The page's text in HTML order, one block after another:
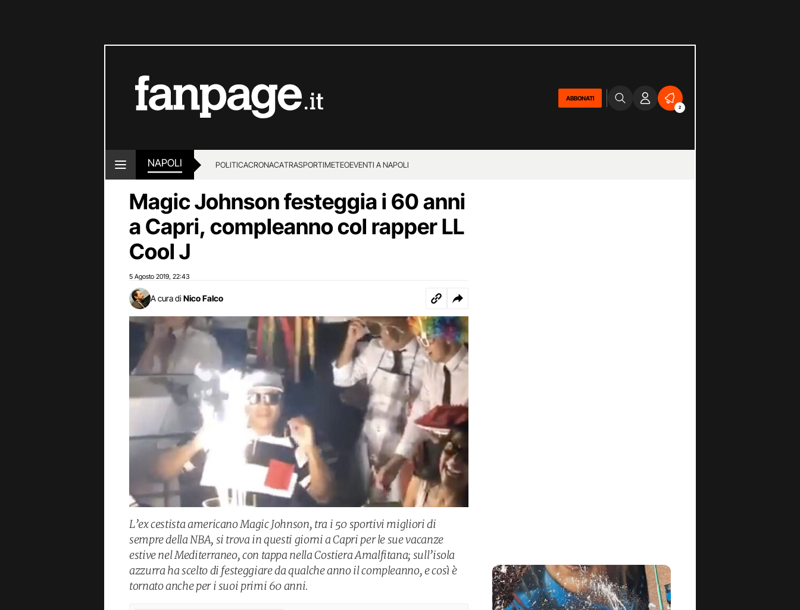
ABBONATI
2
NAPOLI POLITICACRONACATRASPORTIMETEOEVENTI A NAPOLI
Magic Johnson festeggia i 60 anni
a Capri, compleanno col rapper LL
Cool J
5 Agosto 2019 22:43
A cura di Nico Falco
L’ex cestista americano Magic Johnson, tra i 50 sportivi migliori di
sempre della NBA, si trova in questi giorni a Capri per le sue vacanze
estive nel Mediterraneo, con tappa nella Costiera Amalfitana; sull’isola
azzurra ha scelto di festeggiare da qualche anno il compleanno, e così è
tornato anche per i suoi primi 60 anni.